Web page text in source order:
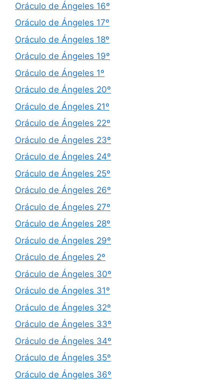
Oráculo de Ángeles 16º
Oráculo de Ángeles 17º
Oráculo de Ángeles 18º
Oráculo de Ángeles 19º
Oráculo de Ángeles 1º
Oráculo de Ángeles 20º
Oráculo de Ángeles 21º
Oráculo de Ángeles 22º
Oráculo de Ángeles 23º
Oráculo de Ángeles 24º
Oráculo de Ángeles 25º
Oráculo de Ángeles 26º
Oráculo de Ángeles 27º
Oráculo de Ángeles 28º
Oráculo de Ángeles 29º
Oráculo de Ángeles 2º
Oráculo de Ángeles 30º
Oráculo de Ángeles 31º
Oráculo de Ángeles 32º
Oráculo de Ángeles 33º
Oráculo de Ángeles 34º
Oráculo de Ángeles 35º
Oráculo de Ángeles 36º